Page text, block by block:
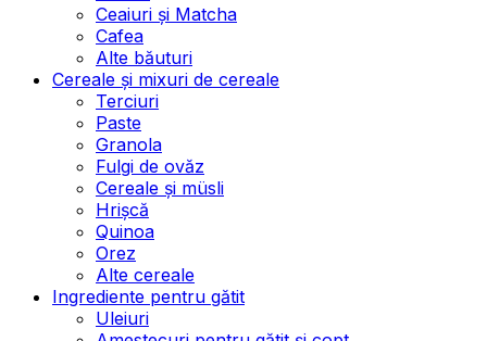
Ceaiuri și Matcha
Cafea
Alte băuturi
Cereale și mixuri de cereale
Terciuri
Paste
Granola
Fulgi de ovăz
Cereale și müsli
Hrișcă
Quinoa
Orez
Alte cereale
Ingrediente pentru gătit
Uleiuri